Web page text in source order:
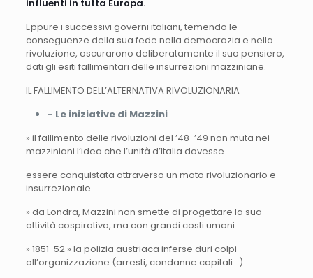
influenti in tutta Europa.
Eppure i successivi governi italiani, temendo le
conseguenze della sua fede nella democrazia e nella
rivoluzione, oscurarono deliberatamente il suo pensiero,
dati gli esiti fallimentari delle insurrezioni mazziniane.
IL FALLIMENTO DELL’ALTERNATIVA RIVOLUZIONARIA
– Le iniziative di Mazzini
» il fallimento delle rivoluzioni del ’48-’49 non muta nei
mazziniani l’idea che l’unità d’Italia dovesse
essere conquistata attraverso un moto rivoluzionario e
insurrezionale
» da Londra, Mazzini non smette di progettare la sua
attività cospirativa, ma con grandi costi umani
» 1851-52 » la polizia austriaca inferse duri colpi
all’organizzazione (arresti, condanne capitali…)